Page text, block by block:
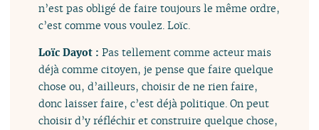
n’est pas obligé de faire toujours le même ordre,
c’est comme vous voulez. Loïc.
Loïc Dayot :Pas tellement comme acteur mais
déjà comme citoyen, je pense que faire quelque
chose ou, d’ailleurs, choisir de ne rien faire,
donc laisser faire, c’est déjà politique. On peut
choisir d’y réfléchir et construire quelque chose,